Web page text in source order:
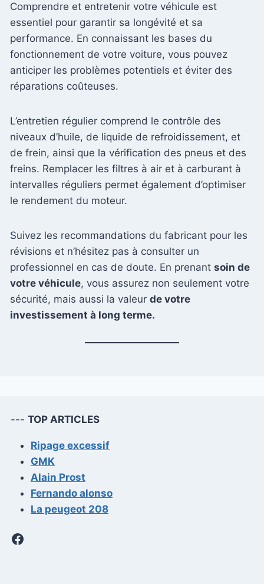
Comprendre et entretenir votre véhicule est
essentiel pour garantir sa longévité et sa
performance. En connaissant les bases du
fonctionnement de votre voiture, vous pouvez
anticiper les problèmes potentiels et éviter des
réparations coûteuses.
L’entretien régulier comprend le contrôle des
niveaux d’huile, de liquide de refroidissement, et
de frein, ainsi que la vérification des pneus et des
freins. Remplacer les filtres à air et à carburant à
intervalles réguliers permet également d’optimiser
le rendement du moteur.
Suivez les recommandations du fabricant pour les
révisions et n’hésitez pas à consulter un
professionnel en cas de doute. En prenant soin de
votre véhicule, vous assurez non seulement votre
sécurité, mais aussi la valeur de votre
investissement à long terme.
--- TOP ARTICLES
Ripage excessif
GMK
Alain Prost
Fernando alonso
La peugeot 208
Facebook